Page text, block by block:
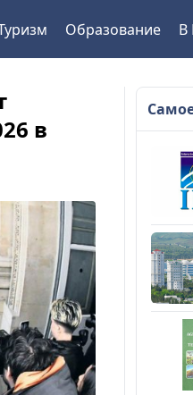
Образование В
в